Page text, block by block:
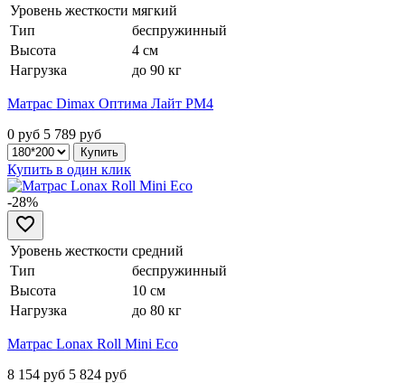
Уровень жесткости мягкий
Тип
беспружинный
Высота
4 см
Нагрузка
до 90 кг
Матрас Dimax Оптима Лайт PM4
0 руб 5 789 руб
Купить в один клик
-28%
Уровень жесткости средний
Тип
беспружинный
Высота
10 см
Нагрузка
до 80 кг
Матрас Lonax Roll Mini Eco
8 154 руб 5 824 руб